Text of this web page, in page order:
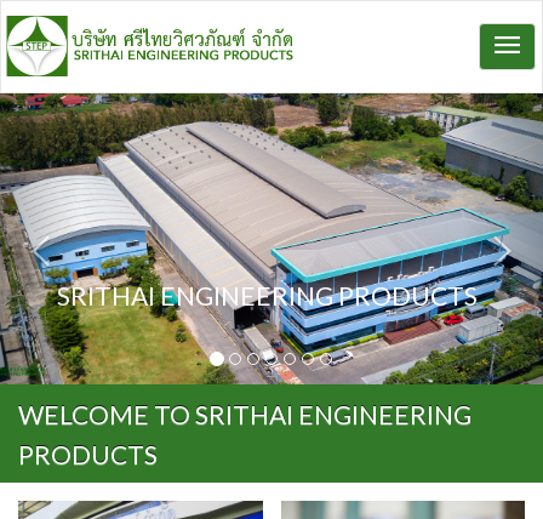
SRITHAI ENGINEERING PRODUCTS
WELCOME TO SRITHAI ENGINEERING
PRODUCTS